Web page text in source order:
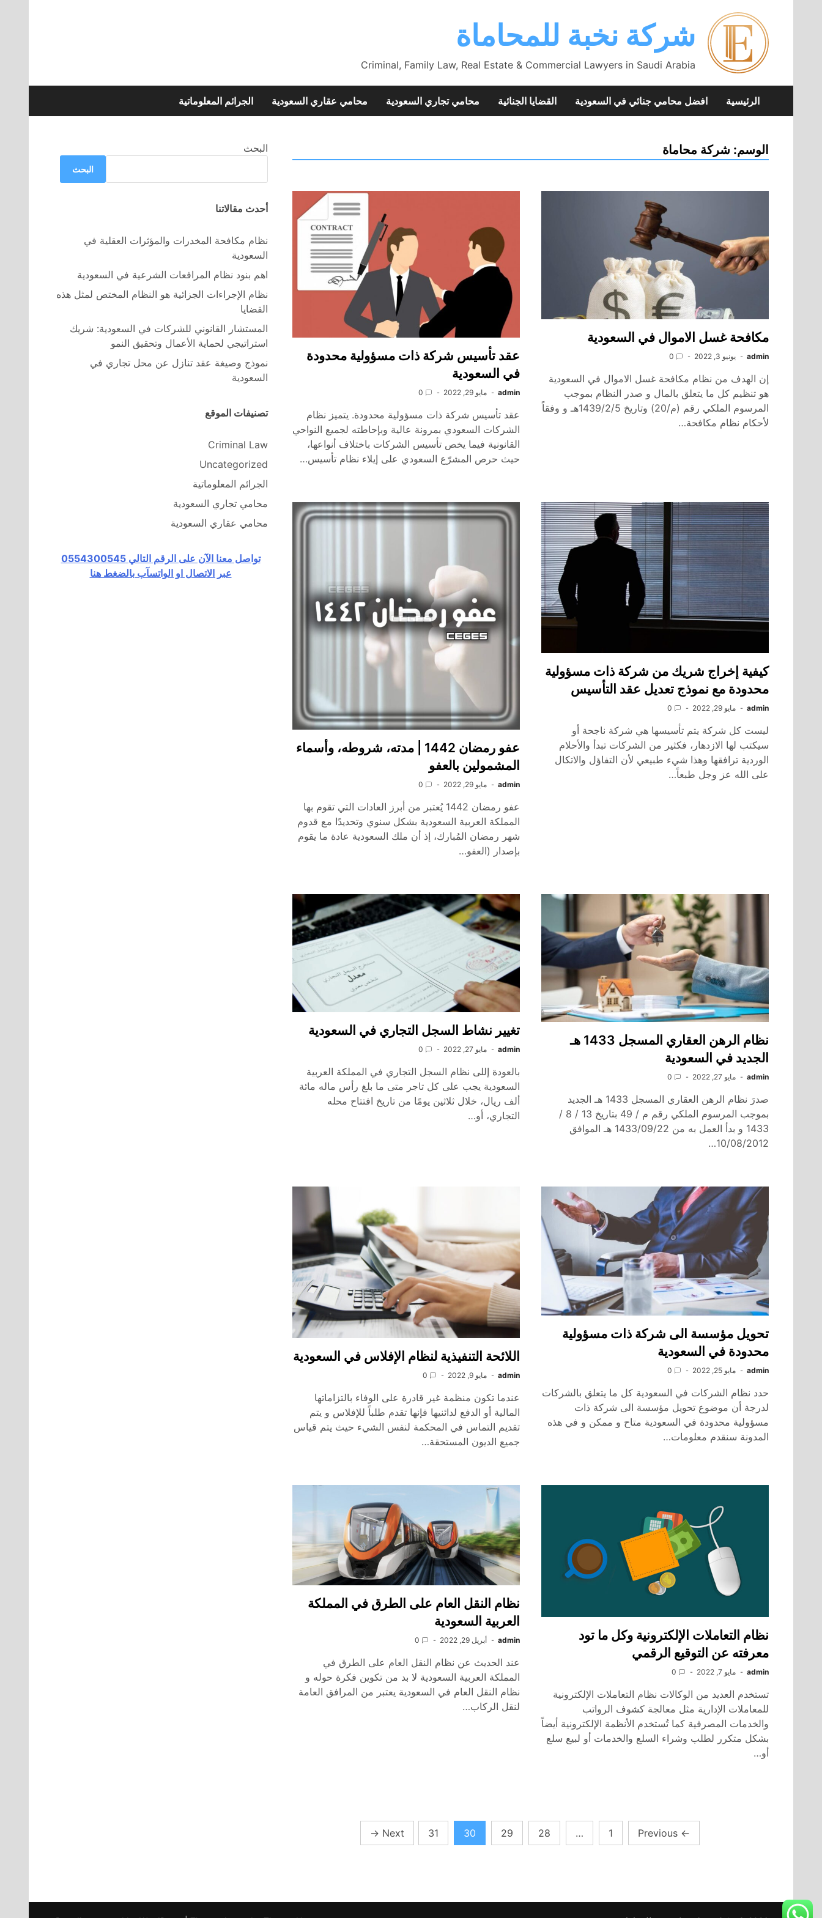
content
شركة نخبة للمحاماة
Criminal, Family Law, Real Estate & Commercial Lawyers in Saudi Arabia
الرئيسية افضل محامي جنائي في السعودية القضايا الجنائية محامي تجاري السعودية محامي عقاري السعودية الجرائم المعلوماتية
الوسم: شركة محاماة
مكافحة غسل الاموال في السعودية
admin يونيو 3, 2022 0
إن الهدف من نظام مكافحة غسل الاموال في السعودية
هو تنظيم كل ما يتعلق بالمال و صدر النظام بموجب
المرسوم الملكي رقم (م/20) وتاريخ 1439/2/5هـ و وفقاً
لأحكام نظام مكافحة…
عقد تأسيس شركة ذات مسؤولية محدودة
في السعودية
admin مايو 29, 2022 0
عقد تأسيس شركة ذات مسؤولية محدودة. يتميز نظام
الشركات السعودي بمرونة عالية وبإحاطته لجميع النواحي
القانونية فيما يخص تأسيس الشركات باختلاف أنواعها،
حيث حرص المشرّع السعودي على إيلاء نظام تأسيس…
كيفية إخراج شريك من شركة ذات مسؤولية
محدودة مع نموذج تعديل عقد التأسيس
admin مايو 29, 2022 0
ليست كل شركة يتم تأسيسها هي شركة ناجحة أو
سيكتب لها الازدهار، فكثير من الشركات تبدأ والأحلام
الوردية ترافقها وهذا شيء طبيعي لأن التفاؤل والاتكال
على الله عز وجل طبعاً…
عفو رمضان 1442 | مدته، شروطه، وأسماء
المشمولين بالعفو
admin مايو 29, 2022 0
عفو رمضان 1442 يُعتبر من أبرز العادات التي تقوم بها
المملكة العربية السعودية بشكل سنوي وتحديدًا مع قدوم
شهر رمضان المُبارك، إذ أن ملك السعودية عادة ما يقوم
بإصدار (العفو…
نظام الرهن العقاري المسجل 1433 هـ
الجديد في السعودية
admin مايو 27, 2022 0
صدرَ نظام الرهن العقاري المسجل 1433 هـ الجديد
بموجب المرسوم الملكي رقم م / 49 بتاريخ 13 / 8 /
1433 و بدأ العمل به من 1433/09/22 هـ الموافق
10/08/2012…
تغيير نشاط السجل التجاري في السعودية
admin مايو 27, 2022 0
بالعودة إللى نظام السجل التجاري في المملكة العربية
السعودية يجب على كل تاجر متى ما بلغ رأس ماله مائة
ألف ريال، خلال ثلاثين يومًا من تاريخ افتتاح محله
التجاري، أو…
تحويل مؤسسة الى شركة ذات مسؤولية
محدودة في السعودية
admin مايو 25, 2022 0
حدد نظام الشركات في السعودية كل ما يتعلق بالشركات
لدرجة أن موضوع تحويل مؤسسة الى شركة ذات
مسؤولية محدودة في السعودية متاح و ممكن و في هذه
المدونة سنقدم معلومات…
اللائحة التنفيذية لنظام الإفلاس في السعودية
admin مايو 9, 2022 0
عندما تكون منظمة غير قادرة على الوفاء بالتزاماتها
المالية أو الدفع لدائنيها فإنها تقدم طلباً للإفلاس و يتم
تقديم التماس في المحكمة لنفس الشيء حيث يتم قياس
جميع الديون المستحقة…
نظام التعاملات الإلكترونية وكل ما تود
معرفته عن التوقيع الرقمي
admin مايو 7, 2022 0
تستخدم العديد من الوكالات نظام التعاملات الإلكترونية
للمعاملات الإدارية مثل معالجة كشوف الرواتب
والخدمات المصرفية كما تُستخدم الأنظمة الإلكترونية أيضاً
بشكل متكرر لطلب وشراء السلع والخدمات أو لبيع سلع
أو…
نظام النقل العام على الطرق في المملكة
العربية السعودية
admin أبريل 29, 2022 0
عند الحديث عن نظام النقل العام على الطرق في
المملكة العربية السعودية لا بد من تكوين فكرة حوله و
نظام النقل العام في السعودية يعتبر من المرافق العامة
لنقل الركاب…
←
1
…
28
29
30
31
Next
→
البحث
البحث
أحدث مقالاتنا
نظام مكافحة المخدرات والمؤثرات العقلية في
السعودية
اهم بنود نظام المرافعات الشرعية في السعودية
نظام الإجراءات الجزائية هو النظام المختص لمثل هذه
القضايا
المستشار القانوني للشركات في السعودية: شريك
استراتيجي لحماية الأعمال وتحقيق النمو
نموذج وصيغة عقد تنازل عن محل تجاري في
السعودية
تصنيفات الموقع
Criminal Law
Uncategorized
الجرائم المعلوماتية
محامي تجاري السعودية
محامي عقاري السعودية
تواصل معنا الآن على الرقم التالي 0554300545
عبر الاتصال او الواتسآب بالضغط هنا